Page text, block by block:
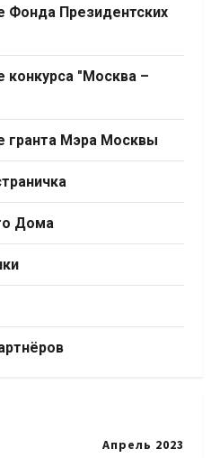
Фонда Президентских
конкурса "Москва –
гранта Мэра Москвы
Дома
Апрель 2023